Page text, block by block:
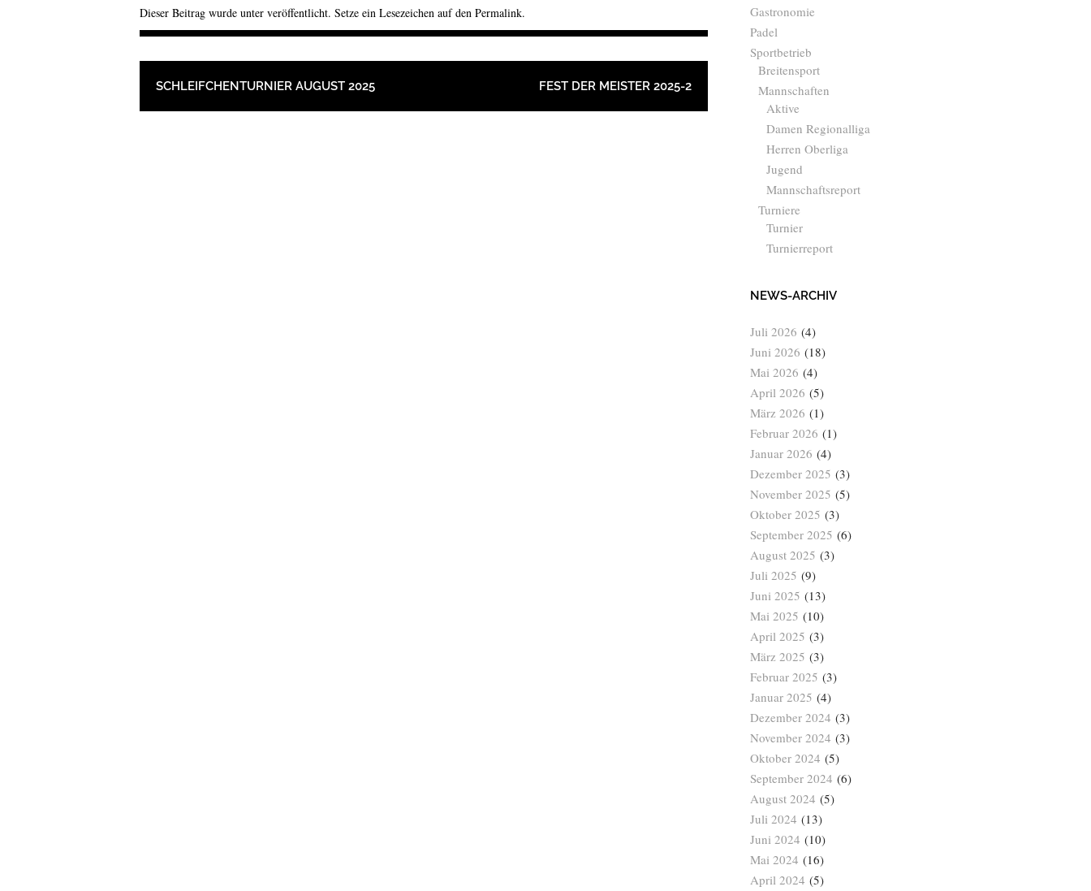
Dieser Beitrag wurde unter veröffentlicht. Setze ein Lesezeichen auf den Permalink.
BEITRAGSNAVIGATION
SCHLEIFCHENTURNIER AUGUST 2025 FEST DER MEISTER 2025-2
Gastronomie
Padel
Sportbetrieb
Breitensport
Mannschaften
Aktive
Damen Regionalliga
Herren Oberliga
Jugend
Mannschaftsreport
Turniere
Turnier
Turnierreport
NEWS-ARCHIV
Juli 2026 (4)
Juni 2026 (18)
Mai 2026 (4)
April 2026 (5)
März 2026 (1)
Februar 2026 (1)
Januar 2026 (4)
Dezember 2025 (3)
November 2025 (5)
Oktober 2025 (3)
September 2025 (6)
August 2025 (3)
Juli 2025 (9)
Juni 2025 (13)
Mai 2025 (10)
April 2025 (3)
März 2025 (3)
Februar 2025 (3)
Januar 2025 (4)
Dezember 2024 (3)
November 2024 (3)
Oktober 2024 (5)
September 2024 (6)
August 2024 (5)
Juli 2024 (13)
Juni 2024 (10)
Mai 2024 (16)
April 2024 (5)